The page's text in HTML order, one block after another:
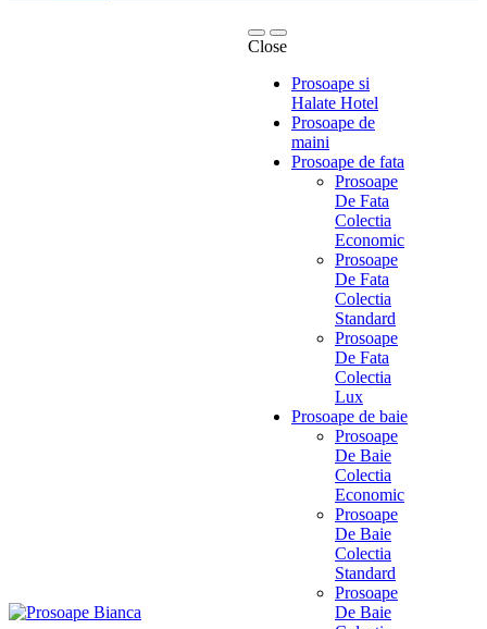
Close
Prosoape si
Halate Hotel
Prosoape de
maini
Prosoape de fata
Prosoape
De Fata
Colectia
Economic
Prosoape
De Fata
Colectia
Standard
Prosoape
De Fata
Colectia
Lux
Prosoape de baie
Prosoape
De Baie
Colectia
Economic
Prosoape
De Baie
Colectia
Standard
Prosoape
De Baie